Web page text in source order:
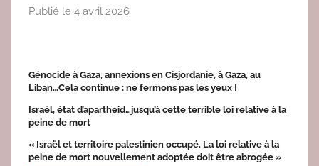
Publié le 4 avril 2026
e
d
c
2
Génocide à Gaza, annexions en Cisjordanie, à Gaza, au
Liban…Cela continue : ne fermons pas les yeux !
Israël, état d’apartheid…jusqu’à cette terrible loi relative à la
peine de mort
« Israël et territoire palestinien occupé. La loi relative à la
peine de mort nouvellement adoptée doit être abrogée »